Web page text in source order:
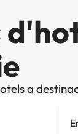
a